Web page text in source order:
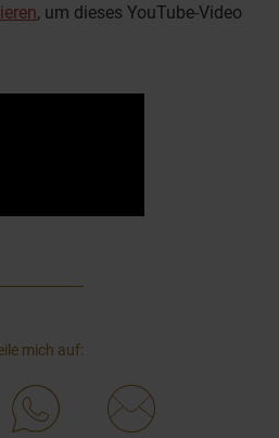
, um dieses YouTube-Video
mich auf: